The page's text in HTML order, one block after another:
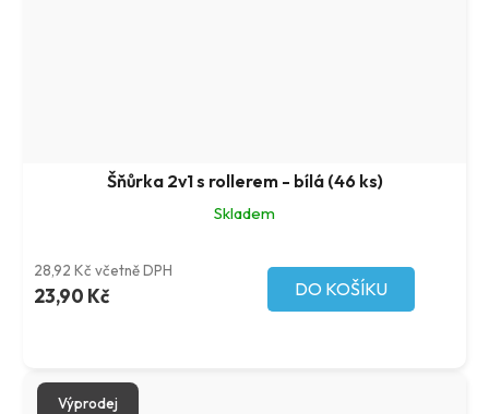
Šňůrka 2v1 s rollerem - bílá (46 ks)
Skladem
28,92 Kč včetně DPH
23,90 Kč DO KOŠÍKU
Výprodej